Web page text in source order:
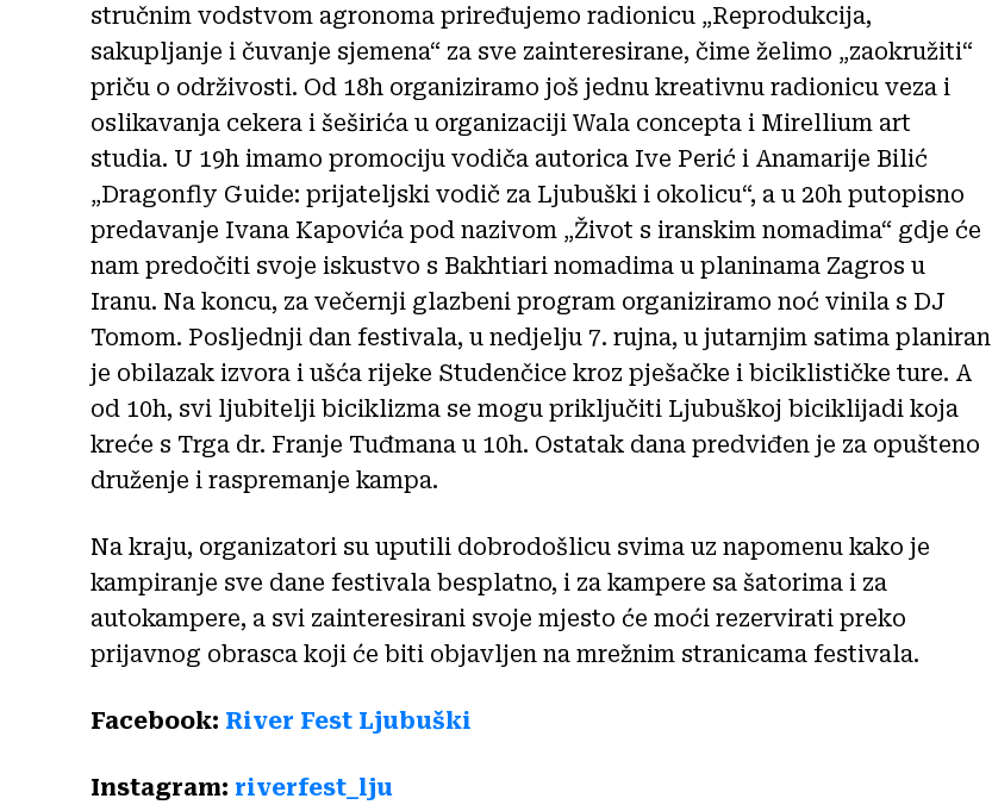
stručnim vodstvom agronoma priređujemo radionicu „Reprodukcija,
sakupljanje i čuvanje sjemena“ za sve zainteresirane, čime želimo „zaokružiti“
priču o održivosti. Od 18h organiziramo još jednu kreativnu radionicu veza i
oslikavanja cekera i šeširića u organizaciji Wala concepta i Mirellium art
studia. U 19h imamo promociju vodiča autorica Ive Perić i Anamarije Bilić
„Dragonfly Guide: prijateljski vodič za Ljubuški i okolicu“, a u 20h putopisno
predavanje Ivana Kapovića pod nazivom „Život s iranskim nomadima“ gdje će
nam predočiti svoje iskustvo s Bakhtiari nomadima u planinama Zagros u
Iranu. Na koncu, za večernji glazbeni program organiziramo noć vinila s DJ
Tomom. Posljednji dan festivala, u nedjelju 7. rujna, u jutarnjim satima planiran
je obilazak izvora i ušća rijeke Studenčice kroz pješačke i biciklističke ture. A
od 10h, svi ljubitelji biciklizma se mogu priključiti Ljubuškoj biciklijadi koja
kreće s Trga dr. Franje Tuđmana u 10h. Ostatak dana predviđen je za opušteno
druženje i raspremanje kampa.
Na kraju, organizatori su uputili dobrodošlicu svima uz napomenu kako je
kampiranje sve dane festivala besplatno, i za kampere sa šatorima i za
autokampere, a svi zainteresirani svoje mjesto će moći rezervirati preko
prijavnog obrasca koji će biti objavljen na mrežnim stranicama festivala.
Facebook: River Fest Ljubuški
Instagram: riverfest_lju